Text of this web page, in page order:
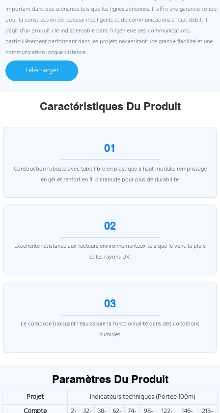
important dans des scénarios tels que les lignes aériennes. Il offre une garantie solide
pour la construction de réseaux intelligents et de communications à haut débit. Il
s'agit d'un produit clé indispensable dans l'ingénierie des communications,
particulièrement performant dans les projets nécessitant une grande fiabilité et une
communication longue distance.
Télécharger
Caractéristiques Du Produit
01
Construction robuste avec tube libre en plastique à haut module, remplissage
en gel et renfort en fil d'aramide pour plus de durabilité.
02
Excellente résistance aux facteurs environnementaux tels que le vent, la pluie
et les rayons UV.
03
Le composé bloquant l'eau assure la fonctionnalité dans des conditions
humides.
Paramètres Du Produit
Projet
Indicateurs techniques (Portée 100m)